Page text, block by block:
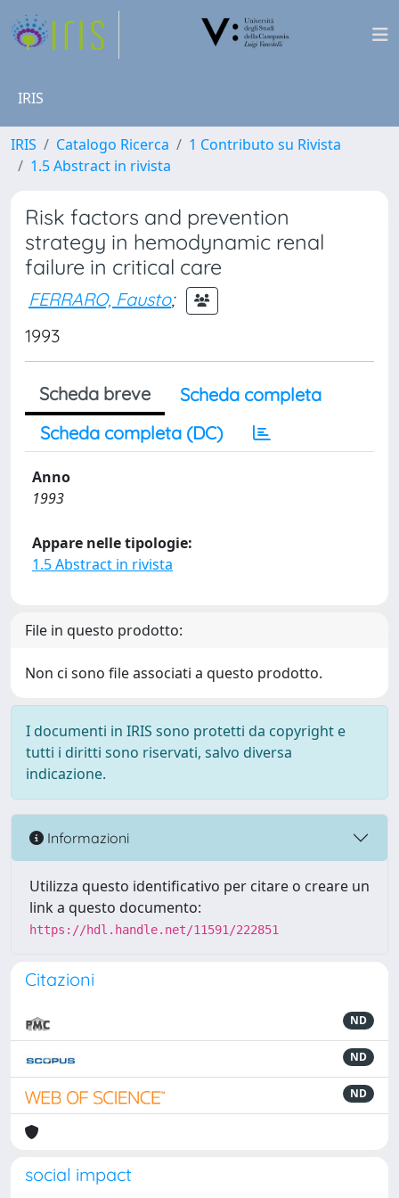
IRIS
IRIS Catalogo Ricerca
1 Contributo su Rivista
1.5 Abstract in rivista
Risk factors and prevention
strategy in hemodynamic renal
failure in critical care
FERRARO, Fausto;
1993
Scheda breve
Scheda completa
Scheda completa (DC)
Anno
1993
Appare nelle tipologie:
1.5 Abstract in rivista
File in questo prodotto:
Non ci sono file associati a questo prodotto.
I documenti in IRIS sono protetti da copyright e
tutti i diritti sono riservati, salvo diversa
indicazione.
Informazioni
Utilizza questo identificativo per citare o creare un
link a questo documento:
https://hdl.handle.net/11591/222851
Citazioni
ND
ND
ND
social impact